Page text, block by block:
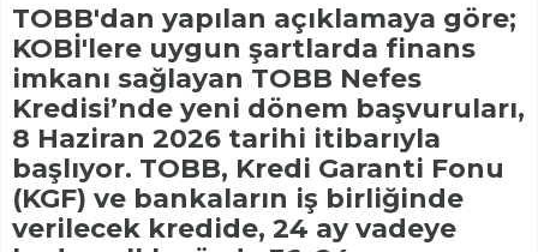
TOBB'dan yapılan açıklamaya göre;
KOBİ'lere uygun şartlarda finans
imkanı sağlayan TOBB Nefes
Kredisi’nde yeni dönem başvuruları,
8 Haziran 2026 tarihi itibarıyla
başlıyor. TOBB, Kredi Garanti Fonu
(KGF) ve bankaların iş birliğinde
verilecek kredide, 24 ay vadeye